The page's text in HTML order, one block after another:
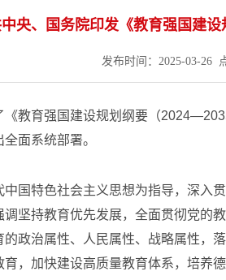
央、国务院印发《教育强国建设
发布时间：2025-03-26
教育强国建设规划纲要（
面系统部署。
特色社会主义思想为指导，深入
坚持教育优先发展，全面贯彻党的
政治属性、人民属性、战略属性，
，加快建设高质量教育体系，培养